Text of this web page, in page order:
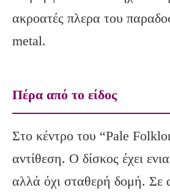
ακροατές πλερα του
metal.
Πέρα από το είδος
Στο κέντρο του “Pale
αντίθεση. Ο δίσκος έχει
αλλά όχι σταθερή δομή. Σε